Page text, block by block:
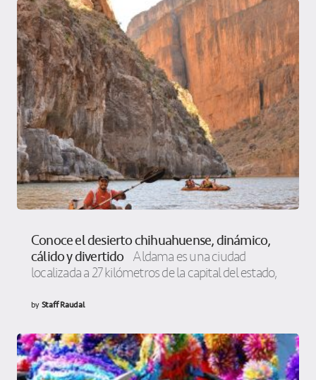
Conoce el desierto chihuahuense, dinámico,
cálido y divertido Aldama es una ciudad
localizada a 27 kilómetros de la capital del estado,
byStaff Raudal